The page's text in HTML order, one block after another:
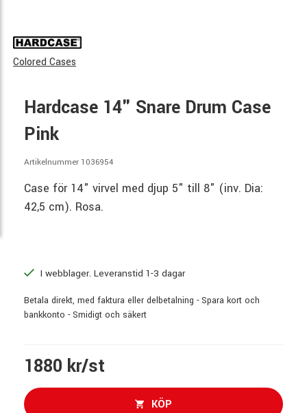
Colored Cases
Hardcase 14" Snare Drum Case
Pink
Artikelnummer 1036954
Case för 14" virvel med djup 5" till 8" (inv. Dia:
42,5 cm). Rosa.
I webblager. Leveranstid 1-3 dagar
Betala direkt, med faktura eller delbetalning - Spara kort och
bankkonto - Smidigt och säkert
1880 kr/st
KÖP